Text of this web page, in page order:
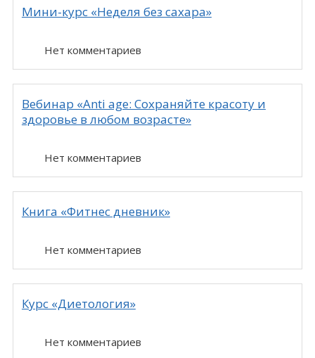
Мини-курс «Неделя без сахара»
Нет комментариев
Вебинар «Anti age: Сохраняйте красоту и
здоровье в любом возрасте»
Нет комментариев
Книга «Фитнес дневник»
Нет комментариев
Курс «Диетология»
Нет комментариев